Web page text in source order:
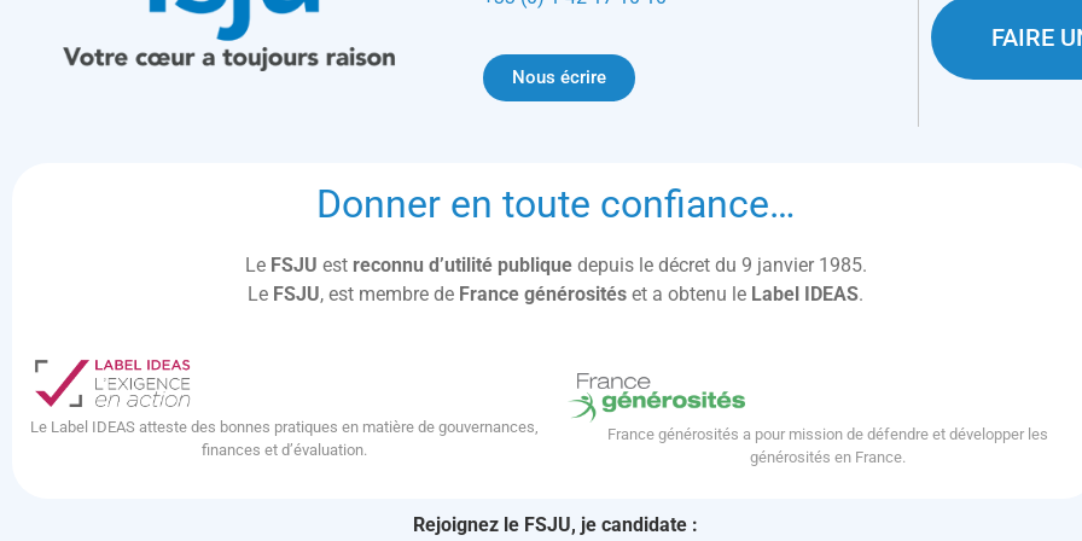
Nous écrire
FAIRE
Donner en toute confiance…
Le FSJU est reconnu d’utilité publique depuis le décret du 9 janvier 1985.
Le FSJU, est membre de France générosités et a obtenu le Label IDEAS.
Le Label IDEAS atteste des bonnes pratiques en matière de gouvernances,
finances et d’évaluation.
France générosités a pour mission de défendre et développer les
générosités en France.
Rejoignez le FSJU, je candidate :